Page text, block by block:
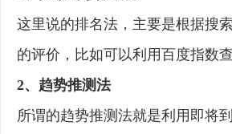
这里说的排名法，主要是根据搜
的评价，比如可以利用百度指数
2、趋势推测法
所谓的趋势推测法就是利用即将